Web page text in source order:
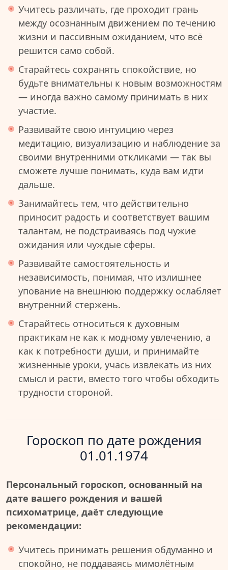
Учитесь различать, где проходит грань
между осознанным движением по течению
жизни и пассивным ожиданием, что всё
решится само собой.
Старайтесь сохранять спокойствие, но
будьте внимательны к новым возможностям
— иногда важно самому принимать в них
участие.
Развивайте свою интуицию через
медитацию, визуализацию и наблюдение за
своими внутренними откликами — так вы
сможете лучше понимать, куда вам идти
дальше.
Занимайтесь тем, что действительно
приносит радость и соответствует вашим
талантам, не подстраиваясь под чужие
ожидания или чуждые сферы.
Развивайте самостоятельность и
независимость, понимая, что излишнее
упование на внешнюю поддержку ослабляет
внутренний стержень.
Старайтесь относиться к духовным
практикам не как к модному увлечению, а
как к потребности души, и принимайте
жизненные уроки, учась извлекать из них
смысл и расти, вместо того чтобы обходить
трудности стороной.
Гороскоп по дате рождения
01.01.1974
Персональный гороскоп, основанный на
дате вашего рождения и вашей
психоматрице, даёт следующие
рекомендации:
Учитесь принимать решения обдуманно и
спокойно, не поддаваясь мимолётным